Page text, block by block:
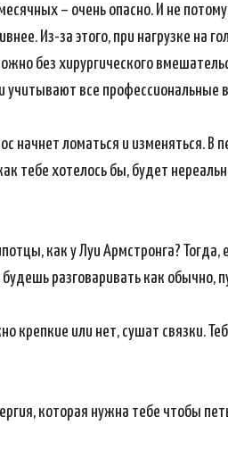
– очень опасно. И не
Из-за этого, при нагрузке на
без хирургического
учитывают все профессиональные
начнет ломаться и изменяться. В
тебе хотелось бы, будет
как у Луи Армстронга? Тогда,
разговаривать как обычно,
крепкие или нет, сушат связки.
которая нужна тебе чтобы